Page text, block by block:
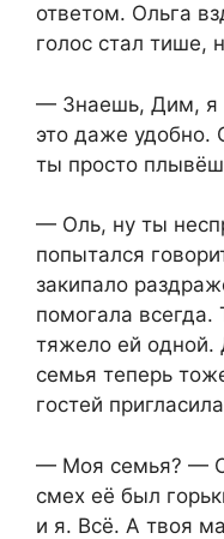
ответом. Ольга
голос стал тише,
— Знаешь, Дим, я
это даже удобно.
ты просто
— Оль, ну ты
попытался
закипало
помогала
тяжело ей одной.
семья теперь
гостей
— Моя семья? —
смех её был
и я. Всё. А твоя